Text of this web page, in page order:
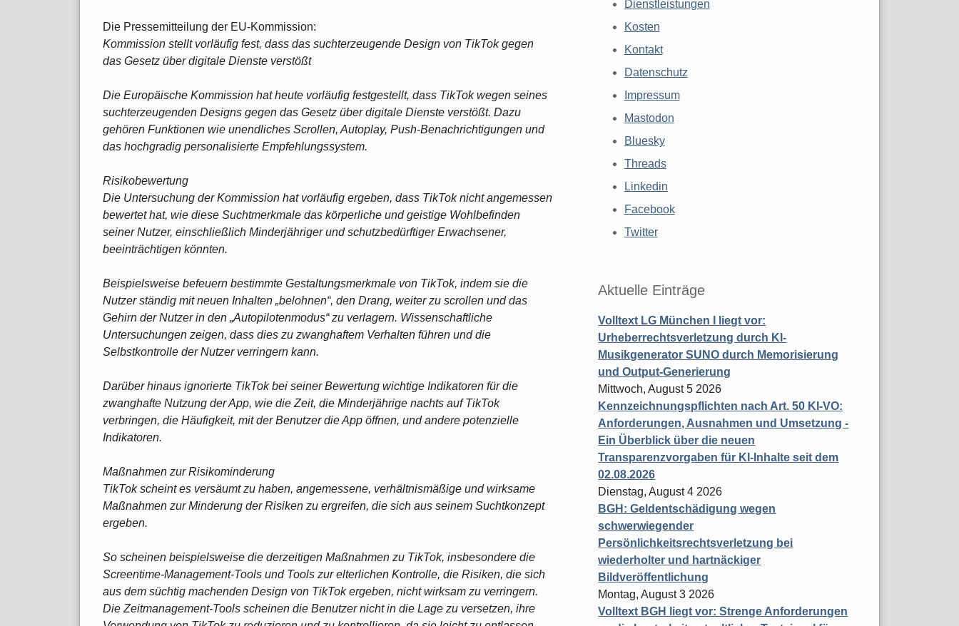
Die Pressemitteilung der EU-Kommission:
Kommission stellt vorläufig fest, dass das suchterzeugende Design von TikTok gegen
das Gesetz über digitale Dienste verstößt
Die Europäische Kommission hat heute vorläufig festgestellt, dass TikTok wegen seines
suchterzeugenden Designs gegen das Gesetz über digitale Dienste verstößt. Dazu
gehören Funktionen wie unendliches Scrollen, Autoplay, Push-Benachrichtigungen und
das hochgradig personalisierte Empfehlungssystem.
Risikobewertung
Die Untersuchung der Kommission hat vorläufig ergeben, dass TikTok nicht angemessen
bewertet hat, wie diese Suchtmerkmale das körperliche und geistige Wohlbefinden
seiner Nutzer, einschließlich Minderjähriger und schutzbedürftiger Erwachsener,
beeinträchtigen könnten.
Beispielsweise befeuern bestimmte Gestaltungsmerkmale von TikTok, indem sie die
Nutzer ständig mit neuen Inhalten „belohnen“, den Drang, weiter zu scrollen und das
Gehirn der Nutzer in den „Autopilotenmodus“ zu verlagern. Wissenschaftliche
Untersuchungen zeigen, dass dies zu zwanghaftem Verhalten führen und die
Selbstkontrolle der Nutzer verringern kann.
Darüber hinaus ignorierte TikTok bei seiner Bewertung wichtige Indikatoren für die
zwanghafte Nutzung der App, wie die Zeit, die Minderjährige nachts auf TikTok
verbringen, die Häufigkeit, mit der Benutzer die App öffnen, und andere potenzielle
Indikatoren.
Maßnahmen zur Risikominderung
TikTok scheint es versäumt zu haben, angemessene, verhältnismäßige und wirksame
Maßnahmen zur Minderung der Risiken zu ergreifen, die sich aus seinem Suchtkonzept
ergeben.
So scheinen beispielsweise die derzeitigen Maßnahmen zu TikTok, insbesondere die
Screentime-Management-Tools und Tools zur elterlichen Kontrolle, die Risiken, die sich
aus dem süchtig machenden Design von TikTok ergeben, nicht wirksam zu verringern.
Die Zeitmanagement-Tools scheinen die Benutzer nicht in die Lage zu versetzen, ihre
Dienstleistungen
Kosten
Kontakt
Datenschutz
Impressum
Mastodon
Bluesky
Threads
Linkedin
Facebook
Twitter
Aktuelle Einträge
Volltext LG München I liegt vor:
Urheberrechtsverletzung durch KI-
Musikgenerator SUNO durch Memorisierung
und Output-Generierung
Mittwoch, August 5 2026
Kennzeichnungspflichten nach Art. 50 KI-VO:
Anforderungen, Ausnahmen und Umsetzung -
Ein Überblick über die neuen
Transparenzvorgaben für KI-Inhalte seit dem
02.08.2026
Dienstag, August 4 2026
BGH: Geldentschädigung wegen
schwerwiegender
Persönlichkeitsrechtsverletzung bei
wiederholter und hartnäckiger
Bildveröffentlichung
Montag, August 3 2026
Volltext BGH liegt vor: Strenge Anforderungen